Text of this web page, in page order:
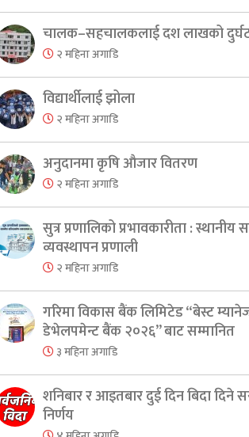
चालक–सहचालकलाई दश लाखको
२ महिना अगाडि
विद्यार्थीलाई झोला
२ महिना अगाडि
अनुदानमा कृषि औजार वितरण
२ महिना अगाडि
सुत्र प्रणालिको प्रभावकारीता : स्थानीय
व्यवस्थापन प्रणाली
२ महिना अगाडि
गरिमा विकास बैंक लिमिटेड “बेस्ट
डेभेलपमेन्ट बैंक २०२६” बाट सम्मानित
३ महिना अगाडि
शनिबार र आइतबार दुई दिन बिदा दिने
निर्णय